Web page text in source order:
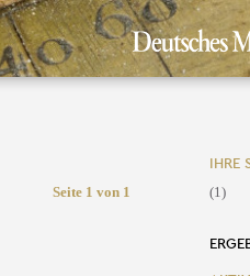
Seite 1 von 1
IHRE
(1)